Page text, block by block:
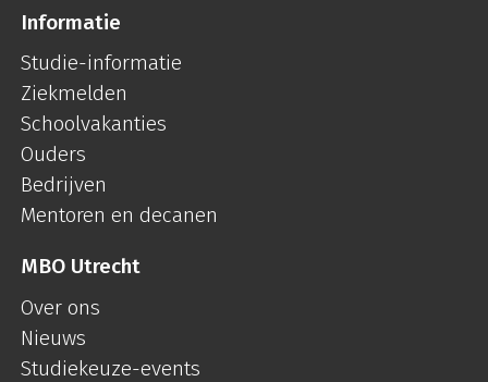
Informatie
Studie-informatie
Ziekmelden
Schoolvakanties
Ouders
Bedrijven
Mentoren en decanen
MBO Utrecht
Over ons
Nieuws
Studiekeuze-events